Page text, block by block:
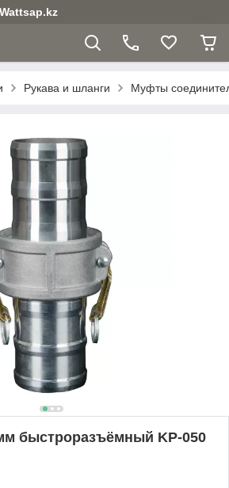
Рукава и шланги Муфты
быстроразъёмный KP-050